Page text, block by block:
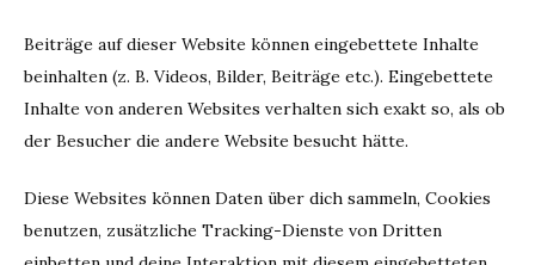
Beiträge auf dieser Website können eingebettete Inhalte
beinhalten (z. B. Videos, Bilder, Beiträge etc.). Eingebettete
Inhalte von anderen Websites verhalten sich exakt so, als ob
der Besucher die andere Website besucht hätte.
Diese Websites können Daten über dich sammeln, Cookies
benutzen, zusätzliche Tracking-Dienste von Dritten